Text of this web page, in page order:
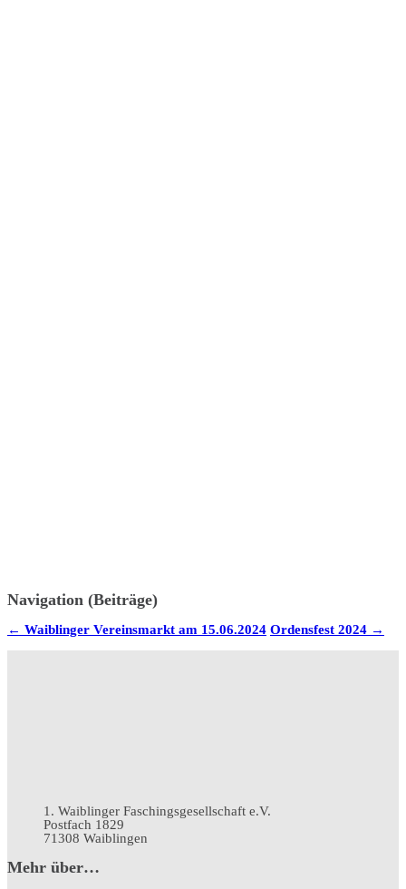
Navigation (Beiträge)
← Waiblinger Vereinsmarkt am 15.06.2024 Ordensfest 2024 →
1. Waiblinger Faschingsgesellschaft e.V.
Postfach 1829
71308 Waiblingen
Mehr über…